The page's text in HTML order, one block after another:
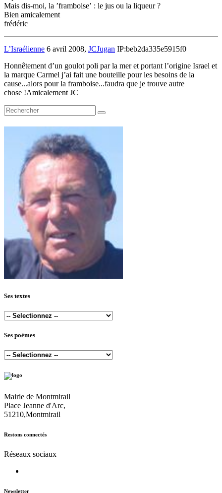
Mais dis-moi, la ’framboise’ : le jus ou la liqueur ?
Bien amicalement
frédéric
L’Israélienne 6 avril 2008, JCJugan IP:beb2da335e5915f0
Honnêtement d’un goulot poli par la mer et portant l’origine Israel et
la marque Carmel j’ai fait une bouteille pour les besoins de la
cause...alors pour la framboise...faudra que je trouve autre
chose !Amicalement JC
Ses textes
Ses poèmes
Mairie de Montmirail
Place Jeanne d'Arc,
51210,Montmirail
Restons connectés
Réseaux sociaux
Newsletter